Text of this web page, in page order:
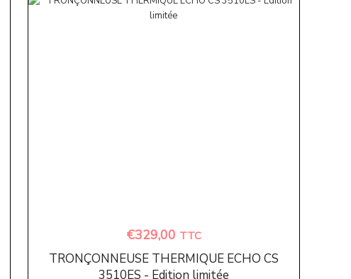
€329,00 TTC
TRONÇONNEUSE THERMIQUE ECHO CS
3510ES - Edition limitée